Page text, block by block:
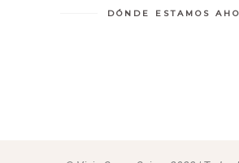
DÓNDE ESTAMOS